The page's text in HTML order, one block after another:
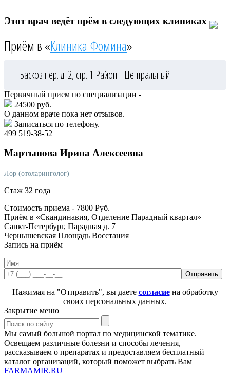
Этот врач ведёт прём в следующих клиниках
Приём в «Клиника Фомина»
Басков пер. д. 2, стр. 1 Район - Центральный
Первичный прием по специализации -
24500 руб.
О данном враче пока нет отзывов.
Записаться по телефону.
499 519-38-52
Мартынова Ирина Алексеевна
Лор (отоларинголог)
Стаж 32 года
Стоимость приема - 7800 Руб.
Приём в «Скандинавия, Отделение Парадный квартал»
Санкт-Петербург, Парадная д. 7
Чернышевская Площадь Восстания
Запись на приём
Нажимая на "Отправить", вы даете согласиена обработку
своих персональных данных.
Закрытие меню
Мы самый большой портал по медицинской тематике.
Освещаем различные болезни и способы лечения,
рассказываем о препаратах и предоставляем бесплатный
каталог организаций, который поможет выбрать Вам
FARMAMIR.RU